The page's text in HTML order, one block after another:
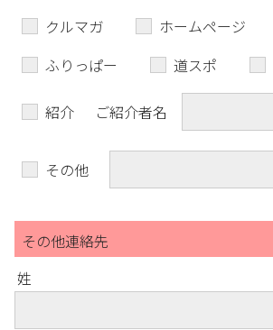
クルマガ
ホームページ
ふりっぱー
道スポ
紹介 ご紹介者名
その他
その他連絡先
姓